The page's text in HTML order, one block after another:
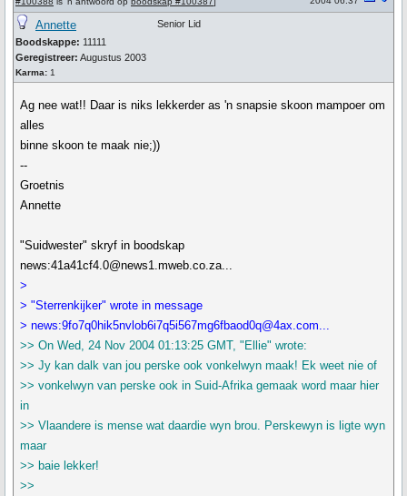
Annette
Boodskappe: 11111
Geregistreer: Augustus 2003
Karma: 1
Senior Lid
Ag nee wat!! Daar is niks lekkerder as 'n snapsie skoon mampoer om
alles
binne skoon te maak nie;))
--
Groetnis
Annette
"Suidwester" skryf in boodskap
news:41a41cf4.0@news1.mweb.co.za...
>
> "Sterrenkijker" wrote in message
> news:9fo7q0hik5nvlob6i7q5i567mg6fbaod0q@4ax.com...
>> On Wed, 24 Nov 2004 01:13:25 GMT, "Ellie" wrote:
>> Jy kan dalk van jou perske ook vonkelwyn maak! Ek weet nie of
>> vonkelwyn van perske ook in Suid-Afrika gemaak word maar hier
in
>> Vlaandere is mense wat daardie wyn brou. Perskewyn is ligte wyn
maar
>> baie lekker!
>>